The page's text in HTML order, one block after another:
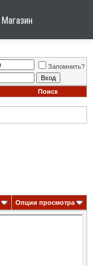
Магазин
Запомнить?
Поиск
Опции просмотра